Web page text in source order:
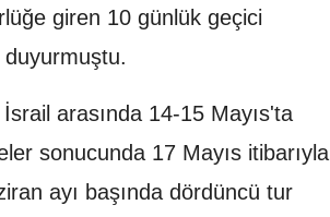
giren 10 günlük geçici
duyurmuştu.
arasında 14-15 Mayıs'ta
sonucunda 17 Mayıs itibarıyla
ayı başında dördüncü tur